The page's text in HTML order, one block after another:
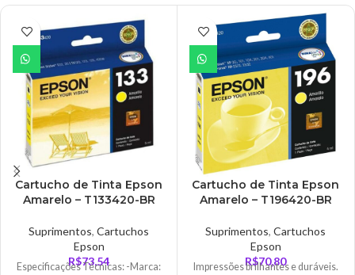
Cartucho de Tinta Epson
Amarelo – T133420-BR
Suprimentos, Cartuchos
Epson
R$73,54
Especificações Técnicas: -Marca:
Cartucho de Tinta Epson
Amarelo – T196420-BR
Suprimentos, Cartuchos
Epson
R$70,80
Impressões brilhantes e duráveis.